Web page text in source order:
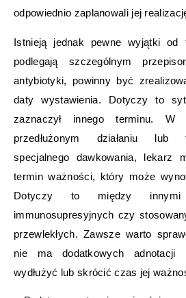
odpowiednio zaplanowali jej
Istnieją jednak pewne wyjątki od
podlegają szczególnym
antybiotyki, powinny być
daty wystawienia. Dotyczy to
zaznaczył innego terminu.
przedłużonym działaniu lub
specjalnego dawkowania, lekarz
termin ważności, który może
Dotyczy to między innymi
immunosupresyjnych czy
przewlekłych. Zawsze warto
nie ma dodatkowych adnotacji
wydłużyć lub skrócić czas jej